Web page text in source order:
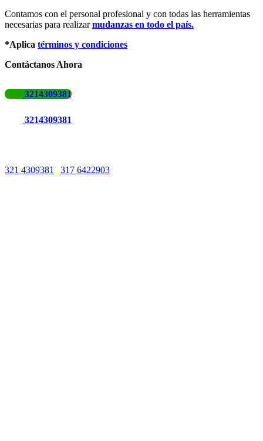
Contamos con el personal profesional y con todas las herramientas
necesarias para realizarmudanzas en todo el país.
*Aplica términos y condiciones
Contáctanos Ahora
3214309381
3214309381
321 4309381 317 6422903